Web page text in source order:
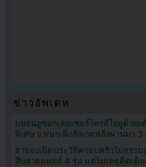
ข่าวอัพเดท
บยอนอูซอกเคยเซอร์ไพรส์ไอยูด้วยเ
พิเศษ แฟนๆเพิ่งสังเกตหลังผ่านมา 3
ฮายองเปิดประวัติครอบครัวไม่ธรรม
สืบสายแพทย์ 4 รุ่น แต่ไม่เคยคิดเดิ